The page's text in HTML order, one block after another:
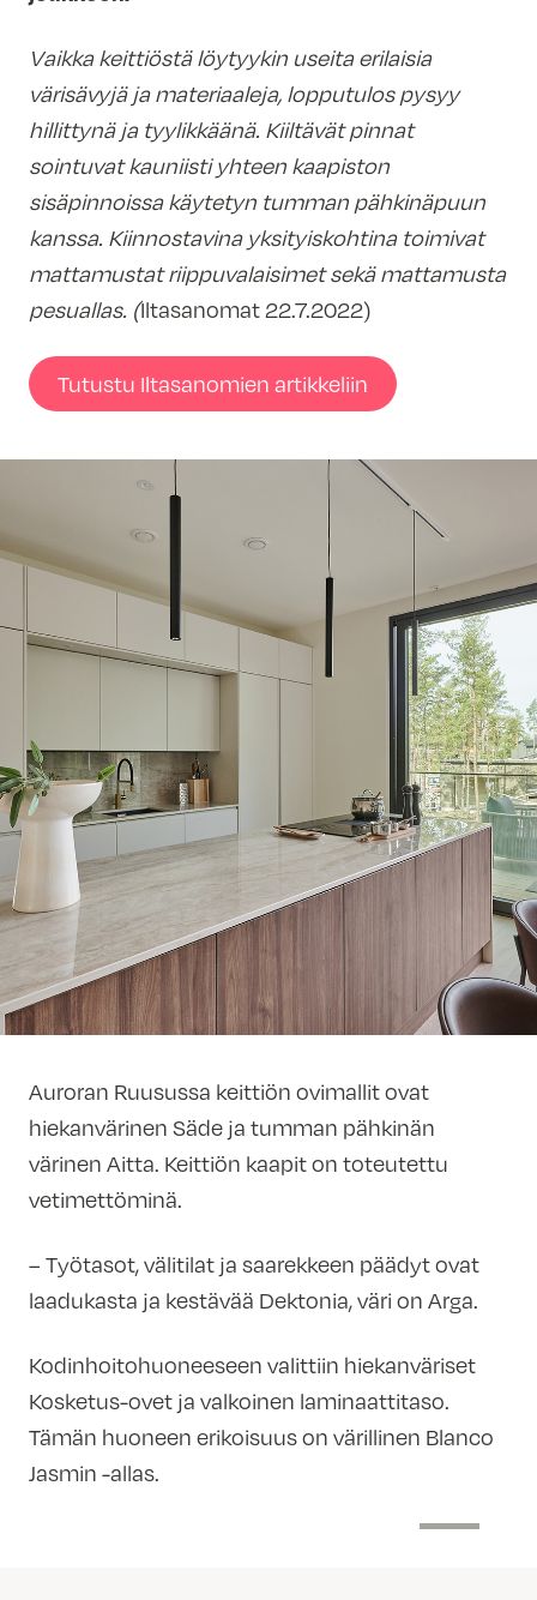
Vaikka keittiöstä löytyykin useita erilaisia
värisävyjä ja materiaaleja, lopputulos pysyy
hillittynä ja tyylikkäänä. Kiiltävät pinnat
sointuvat kauniisti yhteen kaapiston
sisäpinnoissa käytetyn tumman pähkinäpuun
kanssa. Kiinnostavina yksityiskohtina toimivat
mattamustat riippuvalaisimet sekä mattamusta
pesuallas. (Iltasanomat 22.7.2022)
Tutustu Iltasanomien artikkeliin
Auroran Ruusussa keittiön ovimallit ovat
hiekanvärinen Säde ja tumman pähkinän
värinen Aitta. Keittiön kaapit on toteutettu
vetimettöminä.
– Työtasot, välitilat ja saarekkeen päädyt ovat
laadukasta ja kestävää Dektonia, väri on Arga.
Kodinhoitohuoneeseen valittiin hiekanväriset
Kosketus-ovet ja valkoinen laminaattitaso.
Tämän huoneen erikoisuus on värillinen Blanco
Jasmin -allas.